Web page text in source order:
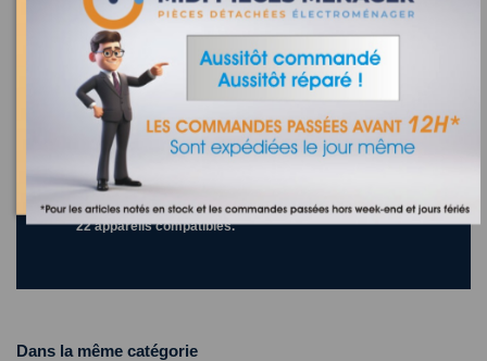
00641667 - Bol robot bosch culinaire
Recherchez la référence de votre appareil dans la liste
ci-dessous
22 appareils compatibles.
Dans la même catégorie